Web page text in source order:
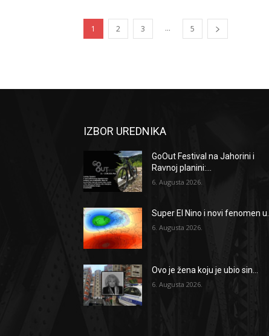
1 2 3 ... 5
IZBOR UREDNIKA
GoOut Festival na Jahorini i
Ravnoj planini:...
6. Augusta 2026.
Super El Nino i novi fenomen u...
6. Augusta 2026.
Ovo je žena koju je ubio sin...
6. Augusta 2026.